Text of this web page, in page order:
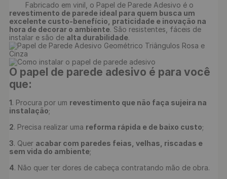
	Fabricado em vinil, o Papel de Parede Adesivo é o
revestimento de parede ideal para quem busca um
excelente custo-benefício, praticidade e inovação na
hora de decorar o ambiente. São resistentes, fáceis de
instalar e são de alta durabilidade
O papel de parede adesivo é para você
que:
1. Procura por um revestimento que não faça sujeira na
instalação;
2. Precisa realizar uma reforma rápida e de baixo custo;
3. Quer acabar com paredes feias, velhas, riscadas e
sem vida do ambiente;
4. Não quer ter dores de cabeça contratando mão de obra.